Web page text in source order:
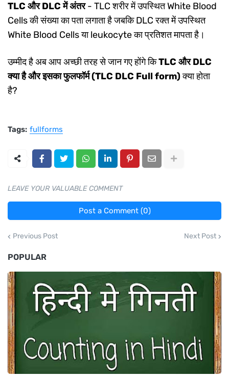
TLC और DLC में अंतर- TLC शरीर में उपस्थित White Blood
Cells की संख्या का पता लगाता है जबकि DLC रक्त में उपस्थित
White Blood Cells या leukocyte का प्रतिशत मापता है।
उम्मीद है अब आप अच्छी तरह से जान गए होंगे किTLC और DLC
क्या है और इसका फुलफॉर्म (TLC DLC Full form)क्या होता
है?
Tags: fullforms
LEAVE YOUR VALUABLE COMMENT
Post a Comment (0)
Previous Post Next Post
POPULAR